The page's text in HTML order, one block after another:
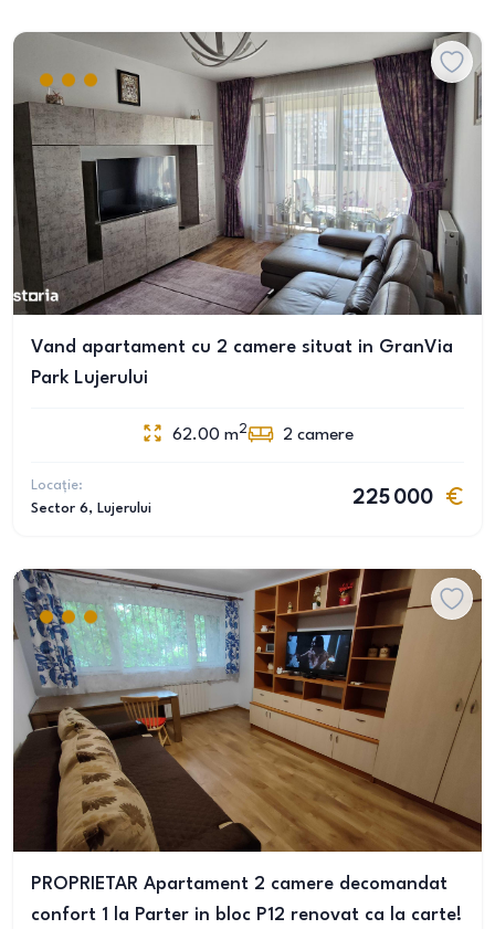
Vand apartament cu 2 camere situat in GranVia
Park Lujerului
62.00 m2 2 camere
Locație:
Sector 6, Lujerului
225 000
PROPRIETAR Apartament 2 camere decomandat
confort 1 la Parter in bloc P12 renovat ca la carte!